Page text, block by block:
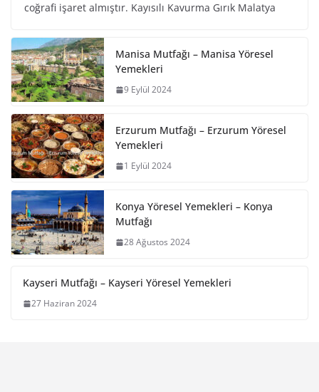
coğrafi işaret almıştır. Kayısılı Kavurma Gırık Malatya
Manisa Mutfağı – Manisa Yöresel
Yemekleri
9 Eylül 2024
Erzurum Mutfağı – Erzurum Yöresel
Yemekleri
1 Eylül 2024
Konya Yöresel Yemekleri – Konya
Mutfağı
28 Ağustos 2024
Kayseri Mutfağı – Kayseri Yöresel Yemekleri
27 Haziran 2024